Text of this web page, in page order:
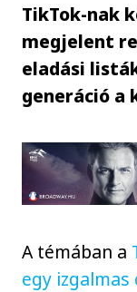
TikTok-nak
megjelent
eladási
generáció a
A témában a
egy izgalmas